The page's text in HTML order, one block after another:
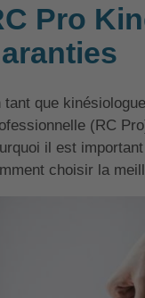
Pro
tant que
(RC
il est
choisir la